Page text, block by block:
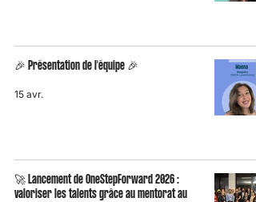
🎉 Présentation de l'équipe 🎉
15 avr.
🚀 Lancement de OneStepForward 2026 :
valoriser les talents grâce au mentorat au